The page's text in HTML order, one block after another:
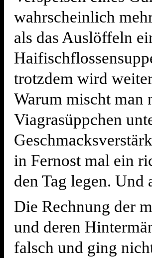
wahrscheinlich
als das Auslöffeln
trotzdem wird
Warum mischt man
Viagrasüppchen
in Fernost mal ein
den Tag legen. Und
Die Rechnung der
und deren
falsch und ging